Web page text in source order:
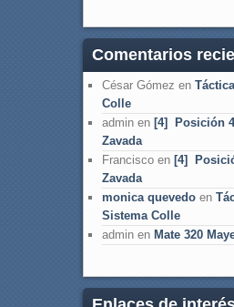
Comentarios
César Gómez en
Colle
adminen [4] Posición
Zavada
Franciscoen [4]
Zavada
monica quevedoen
Sistema Colle
adminen Mate 320